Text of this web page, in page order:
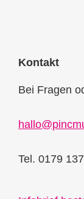
Kontakt
Bei Fragen
Tel. 0179